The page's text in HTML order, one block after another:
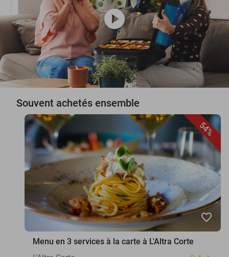
play_circle
Souvent achetés ensemble
54%
favorite_border
Menu en 3 services à la carte à L'Altra Corte